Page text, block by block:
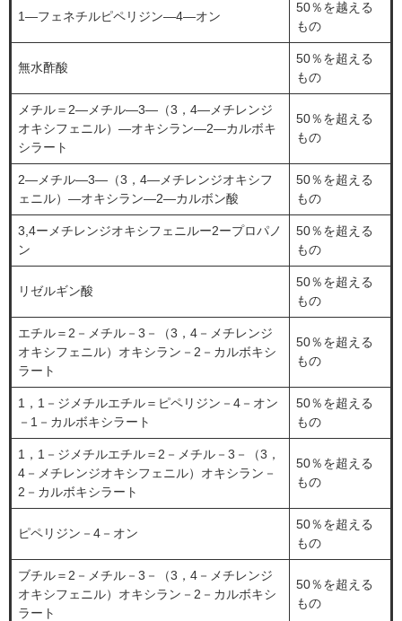
1―フェネチルピペリジン―4―オン
50％を越える
もの
無水酢酸
50％を超える
もの
メチル＝2―メチル―3―（3，4―メチレンジ
オキシフェニル）―オキシラン―2―カルボキ
シラート
50％を超える
もの
2―メチル―3―（3，4―メチレンジオキシフ
ェニル）―オキシラン―2―カルボン酸
50％を超える
もの
3,4ーメチレンジオキシフェニルー2ープロパノ
ン
50％を超える
もの
リゼルギン酸
50％を超える
もの
エチル＝2－メチル－3－（3，4－メチレンジ
オキシフェニル）オキシラン－2－カルボキシ
ラート
50％を超える
もの
1，1－ジメチルエチル＝ピペリジン－4－オン
－1－カルボキシラート
50％を超える
もの
1，1－ジメチルエチル＝2－メチル－3－（3，
4－メチレンジオキシフェニル）オキシラン－
2－カルボキシラート
50％を超える
もの
ピペリジン－4－オン
50％を超える
もの
ブチル＝2－メチル－3－（3，4－メチレンジ
オキシフェニル）オキシラン－2－カルボキシ
ラート
50％を超える
もの